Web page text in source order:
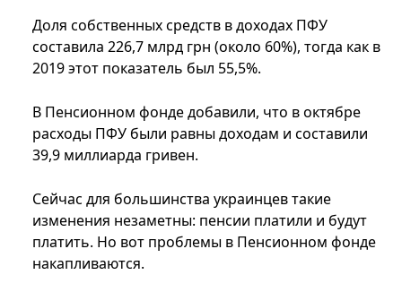
Доля собственных средств в доходах ПФУ
составила 226,7 млрд грн (около 60%), тогда как в
2019 этот показатель был 55,5%.
В Пенсионном фонде добавили, что в октябре
расходы ПФУ были равны доходам и составили
39,9 миллиарда гривен.
Сейчас для большинства украинцев такие
изменения незаметны: пенсии платили и будут
платить. Но вот проблемы в Пенсионном фонде
накапливаются.